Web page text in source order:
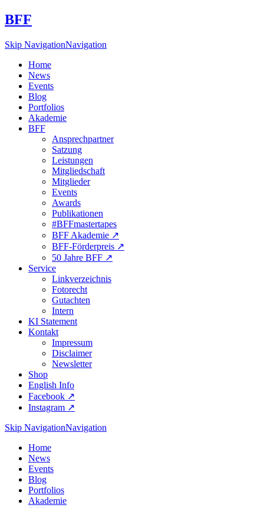
BFF
Skip NavigationNavigation
Home
News
Events
Blog
Portfolios
Akademie
BFF
Ansprechpartner
Satzung
Leistungen
Mitgliedschaft
Mitglieder
Events
Awards
Publikationen
#BFFmastertapes
BFF Akademie ↗︎
BFF-Förderpreis ↗︎
50 Jahre BFF ↗︎
Service
Linkverzeichnis
Fotorecht
Gutachten
Intern
KI Statement
Kontakt
Impressum
Disclaimer
Newsletter
Shop
English Info
Facebook ↗︎
Instagram ↗︎
Skip NavigationNavigation
Home
News
Events
Blog
Portfolios
Akademie